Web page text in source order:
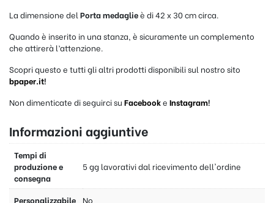
La dimensione del Porta medaglieè di 42 x 30 cm circa.
Quando è inserito in una stanza, è sicuramente un complemento
che attirerà l’attenzione.
Scopri questo e tutti gli altri prodotti disponibili sul nostro sito
bpaper.it!
Non dimenticate di seguirci su Facebooke Instagram!
Informazioni aggiuntive
Tempi di
produzione e
consegna
5 gg lavorativi dal ricevimento dell'ordine
Personalizzabile
No